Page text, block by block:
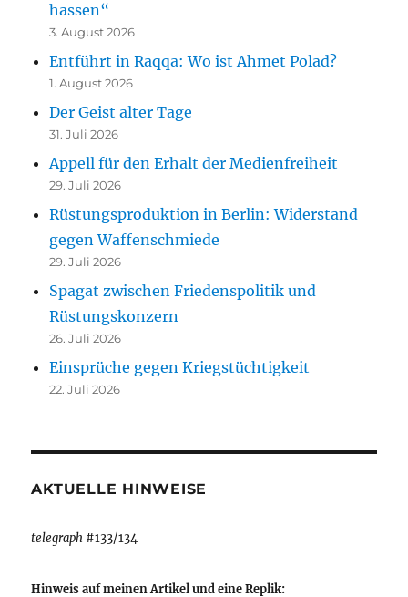
hassen“
3. August 2026
Entführt in Raqqa: Wo ist Ahmet Polad?
1. August 2026
Der Geist alter Tage
31. Juli 2026
Appell für den Erhalt der Medienfreiheit
29. Juli 2026
Rüstungsproduktion in Berlin: Widerstand
gegen Waffenschmiede
29. Juli 2026
Spagat zwischen Friedenspolitik und
Rüstungskonzern
26. Juli 2026
Einsprüche gegen Kriegstüchtigkeit
22. Juli 2026
AKTUELLE HINWEISE
telegraph #133/134
Hinweis auf meinen Artikel und eine Replik: